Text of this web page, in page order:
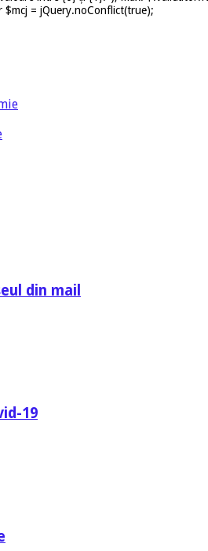
$mcj = jQuery.noConflict(true);
din mail
19